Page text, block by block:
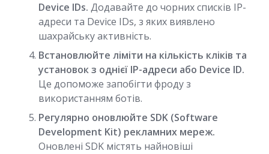
Device IDs. Додавайте до чорних списків IP-
адреси та Device IDs, з яких виявлено
шахрайську активність.
Встановлюйте ліміти на кількість кліків та
установок з однієї IP-адреси або Device ID.
Це допоможе запобігти фроду з
використанням ботів.
Регулярно оновлюйте SDK (Software
Development Kit) рекламних мереж.
Оновлені SDK містять найновіші